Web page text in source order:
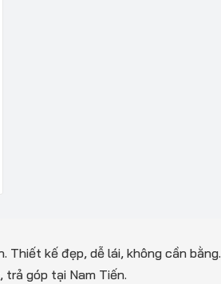
Thiết kế đẹp, dễ lái, không cần bằng.
trả góp tại Nam Tiến.